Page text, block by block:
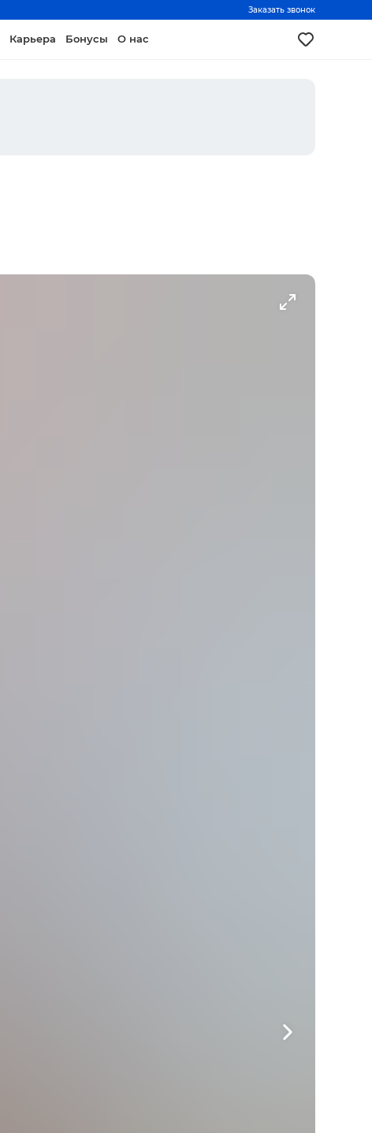
Заказать звонок
Карьера Бонусы О нас